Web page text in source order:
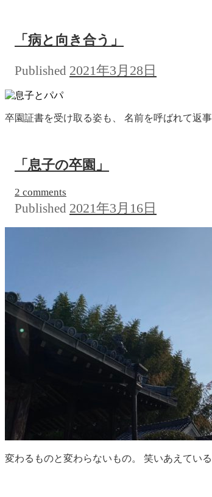
「病と向き合う」
Published 2021年3月28日
卒園証書を受け取る姿も、 名前を呼ばれて返
「息子の卒園」
2 comments
Published 2021年3月16日
変わるものと変わらないもの。 笑いあえてい